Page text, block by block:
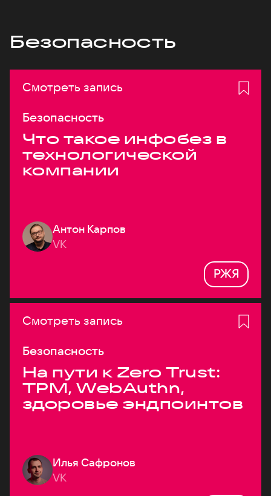
Безопасность
Смотреть запись
Безопасность
Что такое инфобез в
технологической
компании
Антон Карпов
VK
РЖЯ
Смотреть запись
Безопасность
На пути к Zero Trust:
TPM, WebAuthn,
здоровье эндпоинтов
Илья Сафронов
VK